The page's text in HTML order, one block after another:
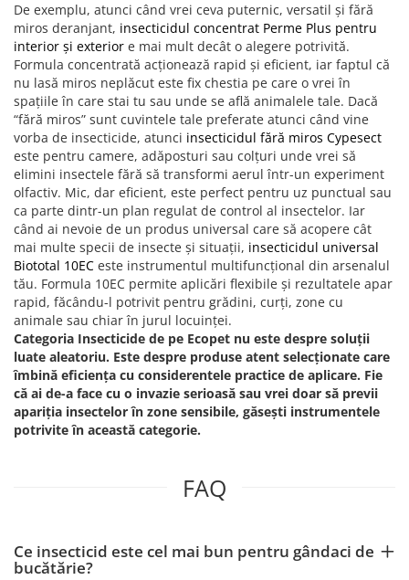
De exemplu, atunci când vrei ceva puternic, versatil și fără
miros deranjant, insecticidul concentrat Perme Plus pentru
interior și exterior e mai mult decât o alegere potrivită.
Formula concentrată acționează rapid și eficient, iar faptul că
nu lasă miros neplăcut este fix chestia pe care o vrei în
spațiile în care stai tu sau unde se află animalele tale. Dacă
“fără miros” sunt cuvintele tale preferate atunci când vine
vorba de insecticide, atunci insecticidul fără miros Cypesect
este pentru camere, adăposturi sau colțuri unde vrei să
elimini insectele fără să transformi aerul într-un experiment
olfactiv. Mic, dar eficient, este perfect pentru uz punctual sau
ca parte dintr-un plan regulat de control al insectelor. Iar
când ai nevoie de un produs universal care să acopere cât
mai multe specii de insecte și situații, insecticidul universal
Biototal 10EC este instrumentul multifuncțional din arsenalul
tău. Formula 10EC permite aplicări flexibile și rezultatele apar
rapid, făcându-l potrivit pentru grădini, curți, zone cu
animale sau chiar în jurul locuinței.
Categoria Insecticide de pe Ecopet nu este despre soluții
luate aleatoriu. Este despre produse atent selecționate care
îmbină eficiența cu considerentele practice de aplicare. Fie
că ai de-a face cu o invazie serioasă sau vrei doar să previi
apariția insectelor în zone sensibile, găsești instrumentele
potrivite în această categorie.
FAQ
Ce insecticid este cel mai bun pentru gândaci de
bucătărie?